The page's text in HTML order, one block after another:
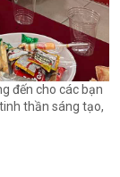
đến cho các bạn
thần sáng tạo,